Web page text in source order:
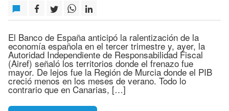
El Banco de España anticipó la ralentización de la
economía española en el tercer trimestre y, ayer, la
Autoridad Independiente de Responsabilidad Fiscal
(Airef) señaló los territorios donde el frenazo fue
mayor. De lejos fue la Región de Murcia donde el PIB
creció menos en los meses de verano. Todo lo
contrario que en Canarias, […]